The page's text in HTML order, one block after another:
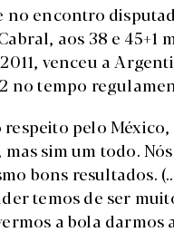
no encontro
aos 38 e
2011, venceu a
no tempo
respeito pelo
mas sim um todo.
bons resultados.
temos de ser
a bola darmos